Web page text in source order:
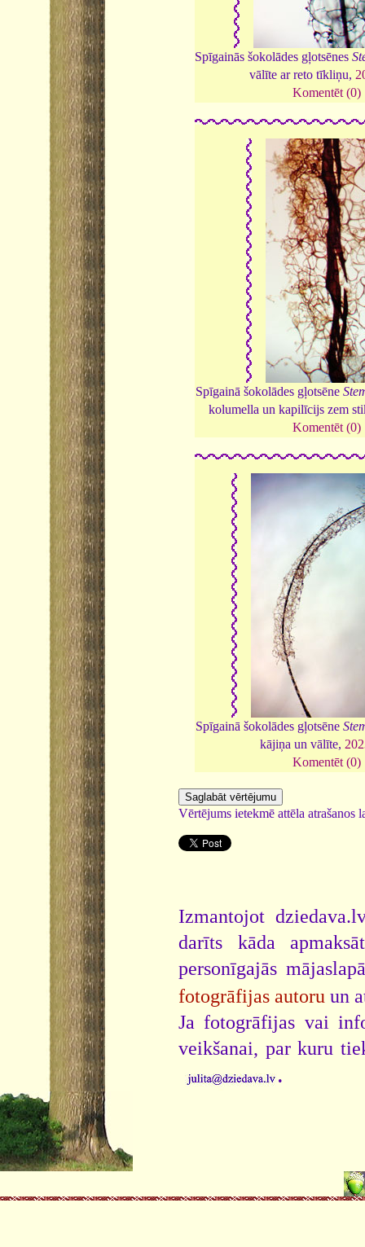
Spīgainās šokolādes gļotsēnes
vālīte ar reto tīkliņu,
Komentēt (0)
Spīgainā šokolādes gļotsēne
kolumella un kapilīcijs zem
Komentēt (0)
Spīgainā šokolādes gļotsēne
kājiņa un vālīte,
Komentēt (0)
Vērtējums ietekmē attēla atrašanos
Izmantojot
darīts kāda
personīgajās
fotogrāfijas autoru un
Ja fotogrāfijas vai
veikšanai, par kuru
.